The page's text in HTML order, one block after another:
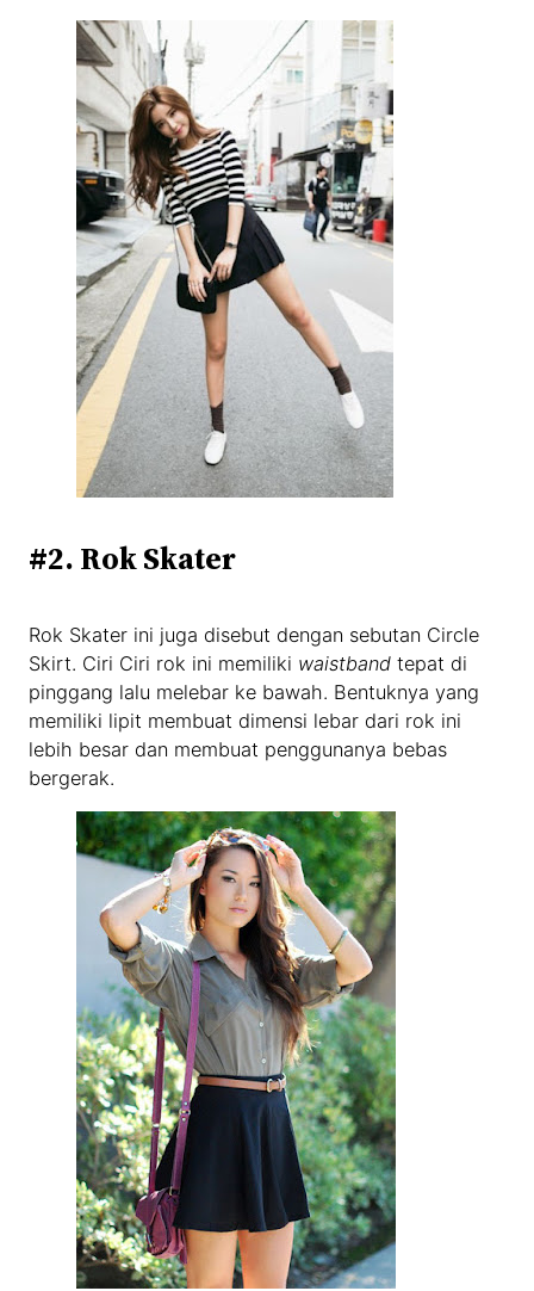
#2. Rok Skater
Rok Skater ini juga disebut dengan sebutan Circle
Skirt. Ciri Ciri rok ini memiliki waistband tepat di
pinggang lalu melebar ke bawah. Bentuknya yang
memiliki lipit membuat dimensi lebar dari rok ini
lebih besar dan membuat penggunanya bebas
bergerak.